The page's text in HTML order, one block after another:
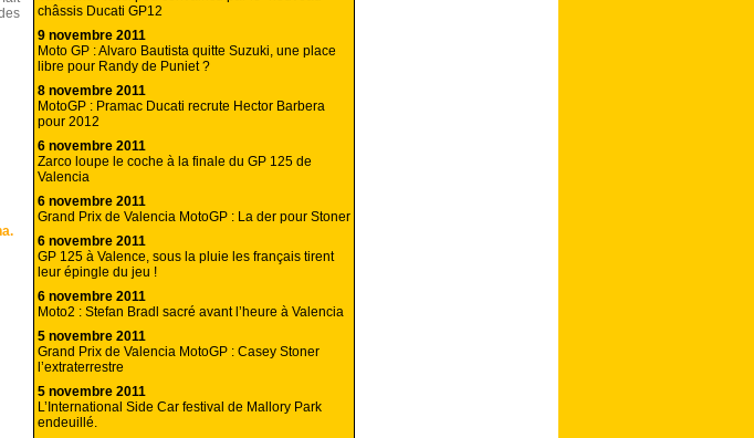
châssis Ducati GP12
9 novembre 2011
Moto GP : Alvaro Bautista quitte Suzuki, une place
libre pour Randy de Puniet ?
8 novembre 2011
MotoGP : Pramac Ducati recrute Hector Barbera
pour 2012
6 novembre 2011
Zarco loupe le coche à la finale du GP 125 de
Valencia
6 novembre 2011
Grand Prix de Valencia MotoGP : La der pour Stoner
6 novembre 2011
GP 125 à Valence, sous la pluie les français tirent
leur épingle du jeu !
6 novembre 2011
Moto2 : Stefan Bradl sacré avant l’heure à Valencia
5 novembre 2011
Grand Prix de Valencia MotoGP : Casey Stoner
l’extraterrestre
5 novembre 2011
L’International Side Car festival de Mallory Park
endeuillé.